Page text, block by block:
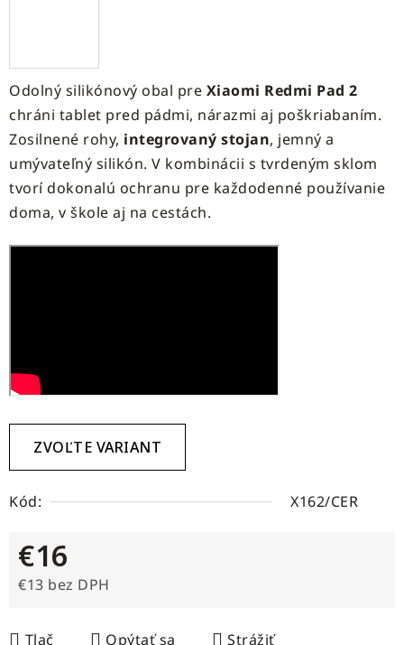
Odolný silikónový obal pre Xiaomi Redmi Pad 2
chráni tablet pred pádmi, nárazmi aj poškriabaním.
Zosilnené rohy, integrovaný stojan, jemný a
umývateľný silikón. V kombinácii s tvrdeným sklom
tvorí dokonalú ochranu pre každodenné používanie
doma, v škole aj na cestách.
ZVOĽTE VARIANT
Kód: X162/CER
€16
€13 bez DPH
Tlač
Opýtať sa
Strážiť